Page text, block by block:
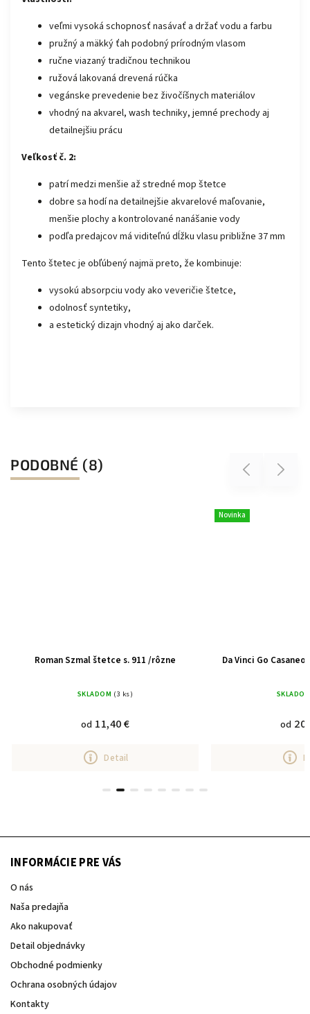
veľmi vysoká schopnosť nasávať a držať vodu a farbu
pružný a mäkký ťah podobný prírodným vlasom
ručne viazaný tradičnou technikou
ružová lakovaná drevená rúčka
vegánske prevedenie bez živočíšnych materiálov
vhodný na akvarel, wash techniky, jemné prechody aj
detailnejšiu prácu
Veľkosť č. 2:
patrí medzi menšie až stredné mop štetce
dobre sa hodí na detailnejšie akvarelové maľovanie,
menšie plochy a kontrolované nanášanie vody
podľa predajcov má viditeľnú dĺžku vlasu približne 37 mm
Tento štetec je obľúbený najmä preto, že kombinuje:
vysokú absorpciu vody ako veveričie štetce,
odolnosť syntetiky,
a estetický dizajn vhodný aj ako darček.
PODOBNÉ (8) Previous
Roman Szmal štetce s. 911 /rôzne
SKLADOM (3 ks)
od 11,40 €
Detail
Novinka
Da Vinci Go
od
Next
INFORMÁCIE PRE VÁS
O nás
Naša predajňa
Ako nakupovať
Detail objednávky
Obchodné podmienky
Ochrana osobných údajov
Kontakty